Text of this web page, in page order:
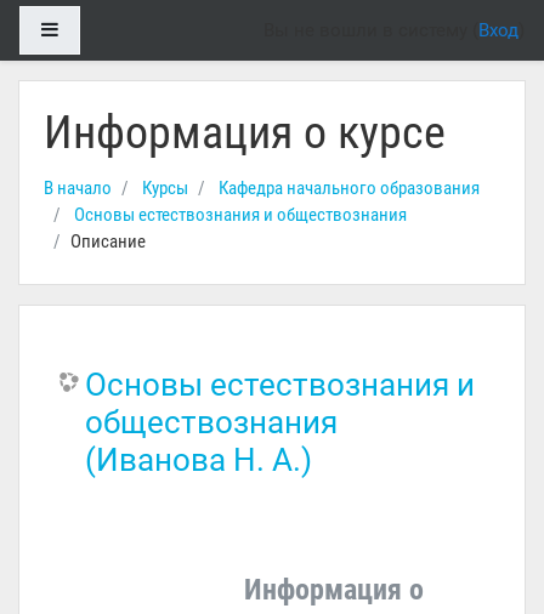
Перейти к основному содержанию
Вход
Информация о курсе
В начало Курсы
Кафедра начального образования
Основы естествознания и обществознания
Описание
Основы естествознания и
обществознания
(Иванова Н. А.)
Информация о